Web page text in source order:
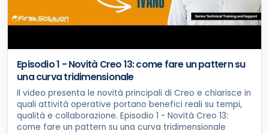
Episodio 1 - Novità Creo 13: come fare un pattern su
una curva tridimensionale
Il video presenta le novità principali di Creo e chiarisce in
quali attività operative portano benefici reali su tempi,
qualità e collaborazione. Episodio 1 - Novità Creo 13:
come fare un pattern su una curva tridimensionale